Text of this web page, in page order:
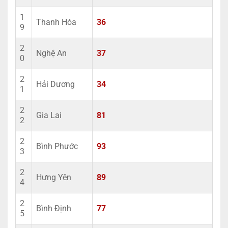
1
9
Thanh Hóa 36
2
0
Nghệ An 37
2
1
Hải Dương 34
2
2
Gia Lai 81
2
3
Bình Phước 93
2
4
Hưng Yên 89
2
5
Bình Định 77